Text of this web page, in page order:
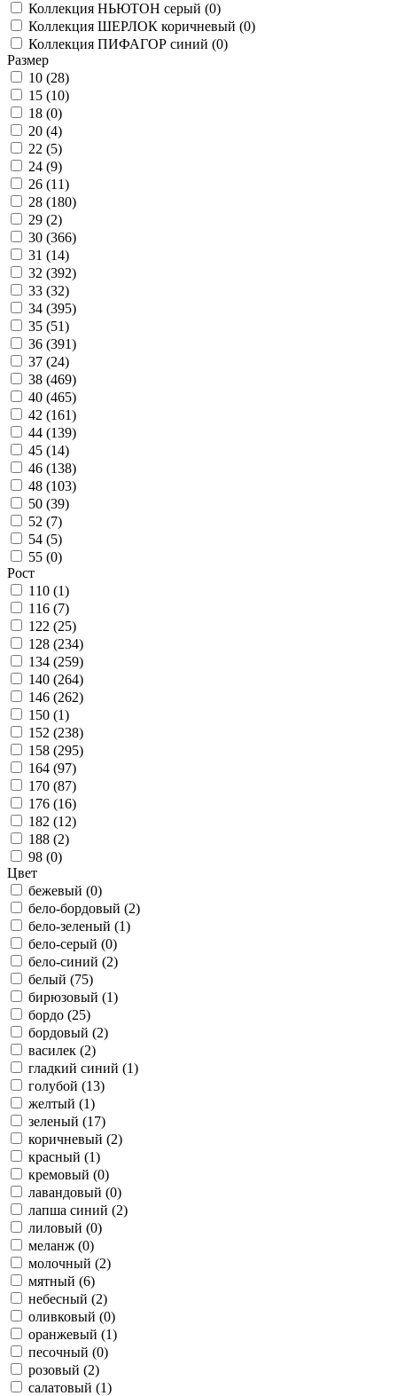
Коллекция НЬЮТОН серый (0)
Коллекция ШЕРЛОК коричневый (0)
Коллекция ПИФАГОР синий (0)
Размер
10 (28)
15 (10)
18 (0)
20 (4)
22 (5)
24 (9)
26 (11)
28 (180)
29 (2)
30 (366)
31 (14)
32 (392)
33 (32)
34 (395)
35 (51)
36 (391)
37 (24)
38 (469)
40 (465)
42 (161)
44 (139)
45 (14)
46 (138)
48 (103)
50 (39)
52 (7)
54 (5)
55 (0)
Рост
110 (1)
116 (7)
122 (25)
128 (234)
134 (259)
140 (264)
146 (262)
150 (1)
152 (238)
158 (295)
164 (97)
170 (87)
176 (16)
182 (12)
188 (2)
98 (0)
Цвет
бежевый (0)
бело-бордовый (2)
бело-зеленый (1)
бело-серый (0)
бело-синий (2)
белый (75)
бирюзовый (1)
бордо (25)
бордовый (2)
василек (2)
гладкий синий (1)
голубой (13)
желтый (1)
зеленый (17)
коричневый (2)
красный (1)
кремовый (0)
лавандовый (0)
лапша синий (2)
лиловый (0)
меланж (0)
молочный (2)
мятный (6)
небесный (2)
оливковый (0)
оранжевый (1)
песочный (0)
розовый (2)
салатовый (1)